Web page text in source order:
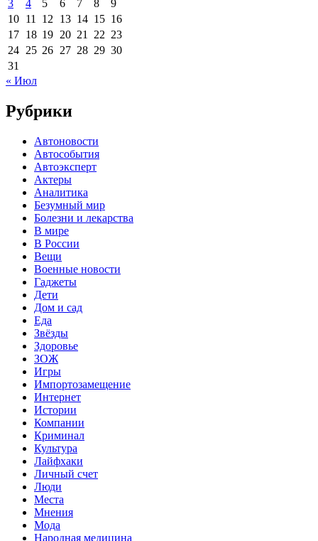
3 4 5 6 7 8
9
10 11 12 13 14 15 16
17 18 19 20 21 22 23
24 25 26 27 28 29 30
31
« Июл
Рубрики
Автоновости
Автособытия
Автоэксперт
Актеры
Аналитика
Безумный мир
Болезни и лекарства
В мире
В России
Вещи
Военные новости
Гаджеты
Дети
Дом и сад
Еда
Звёзды
Здоровье
ЗОЖ
Игры
Импортозамещение
Интернет
Истории
Компании
Криминал
Культура
Лайфхаки
Личный счет
Люди
Места
Мнения
Мода
Народная медицина